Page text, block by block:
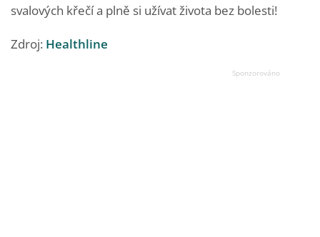
svalových křečí a plně si užívat života bez bolesti!
Zdroj: Healthline